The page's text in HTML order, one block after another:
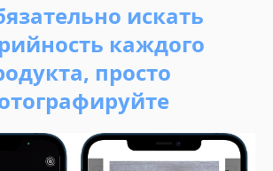
искать
каждого
просто